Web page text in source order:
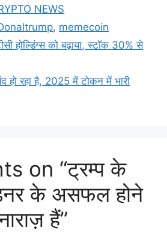
NEWS
, memecoin
होल्डिंग्स को बढ़ाया, स्टॉक 30% से
हो रहा है, 2025 में टोकन में भारी
on “ट्रम्प के
के असफल होने
हैं”